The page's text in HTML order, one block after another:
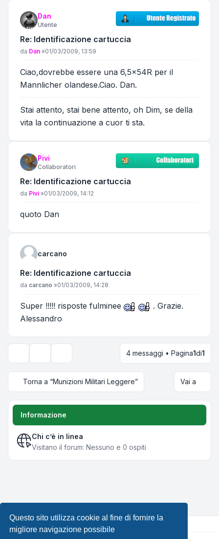
Questo sito utilizza cookie al fine di fornire la
migliore navigazione possibile
Dan
Utente
Re: Identificazione cartuccia
Messaggio
da Dan »01/03/2009, 13:59
Ciao,dovrebbe essere una 6,5x54R per il
Mannlicher olandese.Ciao. Dan.
Stai attento, stai bene attento, oh Dim, se della
vita la continuazione a cuor ti sta.
Pivi
Collaboratori
Re: Identificazione cartuccia
Messaggio
da Pivi »01/03/2009, 14:12
quoto Dan
carcano
Re: Identificazione cartuccia
Messaggio
da carcano »01/03/2009, 14:28
Super !!!!! risposte fulminee
. Grazie.
Alessandro
Opzioni di visualizzazione e ordinamento
4 messaggi • Pagina1di1
Torna a “Munizioni Militari Leggere” Vai a
Informazione
Chi c’è in linea
Visitano il forum: Nessuno e 0 ospiti